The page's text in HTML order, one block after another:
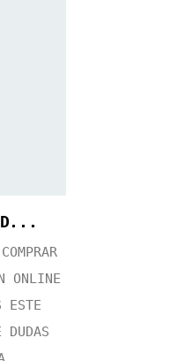
ONLINE
ESTE
DUDAS